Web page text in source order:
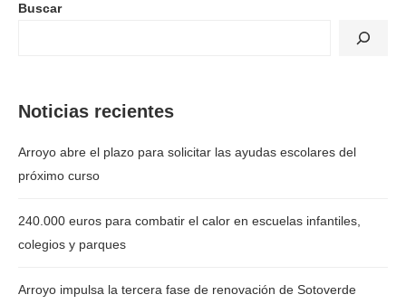
Buscar
Noticias recientes
Arroyo abre el plazo para solicitar las ayudas escolares del
próximo curso
240.000 euros para combatir el calor en escuelas infantiles,
colegios y parques
Arroyo impulsa la tercera fase de renovación de Sotoverde